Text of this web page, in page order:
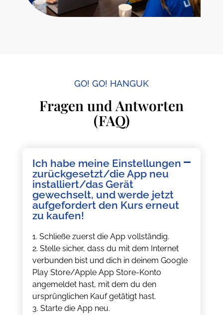
GO! GO! HANGUK
Fragen und Antworten
(FAQ)
Ich habe meine Einstellungen
zurückgesetzt/die App neu
installiert/das Gerät
gewechselt, und werde jetzt
aufgefordert den Kurs erneut
zu kaufen!
1. Schließe zuerst die App vollständig.
2. Stelle sicher, dass du mit dem Internet
verbunden bist und dich in deinem Google
Play Store/Apple App Store-Konto
angemeldet hast, mit dem du den
ursprünglichen Kauf getätigt hast.
3. Starte die App neu.